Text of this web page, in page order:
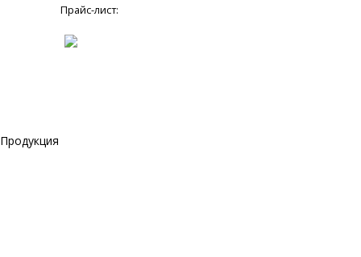
Прайс-лист:
Продукция